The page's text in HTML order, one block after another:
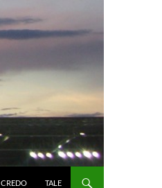
CREDO TALE